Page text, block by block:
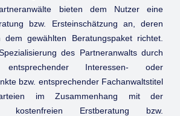
bieten dem Nutzer eine
bzw. Ersteinschätzung an, deren
gewählten Beratungspaket richtet.
des Partneranwalts durch
entsprechender Interessen- oder
bzw. entsprechender Fachanwaltstitel
im Zusammenhang mit der
kostenfreien Erstberatung bzw.